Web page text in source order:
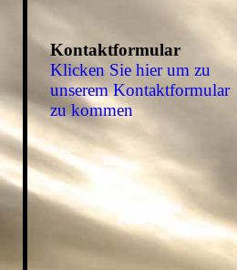
Kontaktformular
Klicken Sie hier um zu
unserem Kon­takt­for­mu­lar
zu kommen